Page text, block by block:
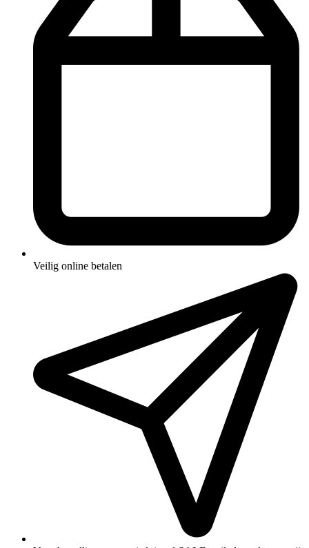
Veilig online betalen